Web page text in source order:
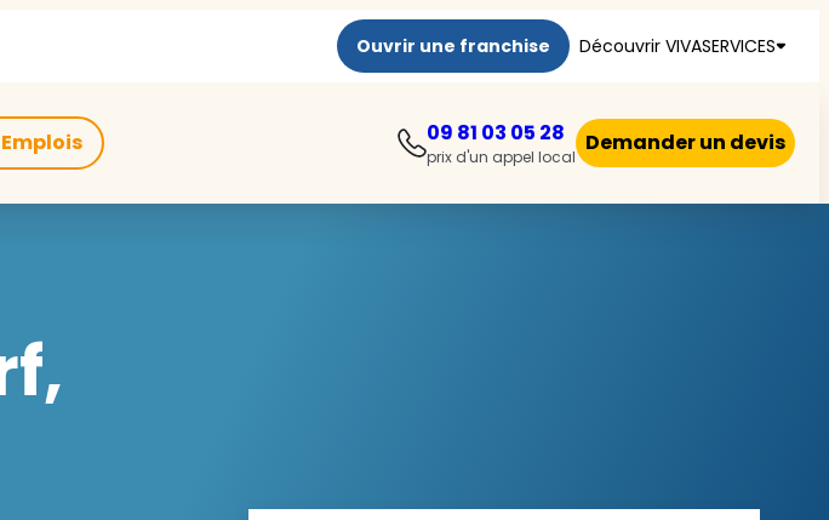
Ouvrir une franchise Découvrir VIVASERVICES
09 81 03 05 28
prix d'un appel local
Demander un devis